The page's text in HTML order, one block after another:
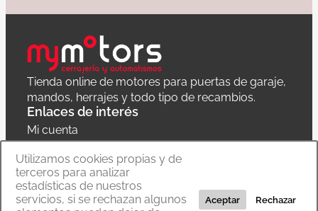
Tienda online de motores para puertas de garaje,
mandos, herrajes y todo tipo de recambios.
Enlaces de interés
Mi cuenta
Política de privacidad
Carrito
Utilizamos cookies propias y de
terceros para analizar
estadísticas de nuestros
servicios, si se rechazan algunos
Aceptar Rechazar